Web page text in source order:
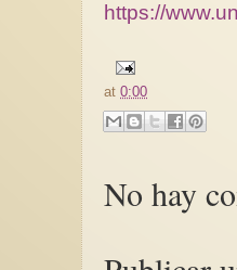
https://
at 0:00
No hay